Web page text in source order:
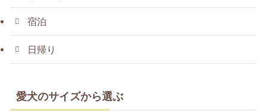
宿泊
日帰り
愛犬のサイズから選ぶ